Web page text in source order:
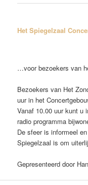
Het Spiegelzaal
…voor bezoekers van
Bezoekers van Het
uur in het
Vanaf 10.00 uur kunt u
radio programma
De sfeer is informeel
Spiegelzaal is om
Gepresenteerd door